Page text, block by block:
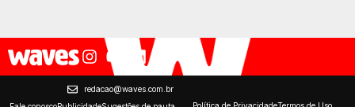
redacao@waves.com.br